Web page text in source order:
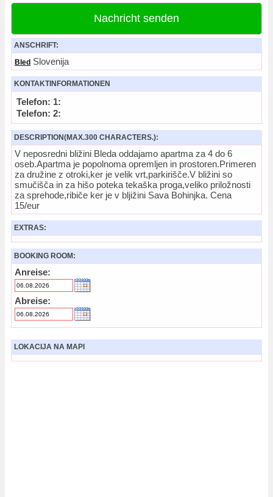
Nachricht senden
ANSCHRIFT:
Bled Slovenija
KONTAKTINFORMATIONEN
Telefon: 1:
Telefon: 2:
DESCRIPTION(MAX.300 CHARACTERS.):
V neposredni bližini Bleda oddajamo apartma za 4 do 6
oseb.Apartma je popolnoma opremljen in prostoren.Primeren
za družine z otroki,ker je velik vrt,parkirišče.V bližini so
smučišča in za hišo poteka tekaška proga,veliko priložnosti
za sprehode,ribiče ker je v bljižini Sava Bohinjka. Cena
15/eur
EXTRAS:
BOOKING ROOM:
Anreise:
Abreise:
LOKACIJA NA MAPI